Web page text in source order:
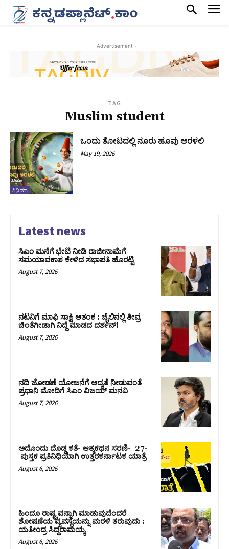
- Advertisement -
TAG
Muslim student
ಸಿನಿಮಾ
ಒಂದು ತೋಟದಲ್ಲಿ ನೂರು ಹೂವು ಅರಳಲಿ
May 19, 2026
Latest news
ಸಿಎಂ ಮನೆಗೆ ಭೇಟಿ ನೀಡಿ ರಾಜೀನಾಮೆಗೆ
ಸಮಯಾವಕಾಶ ಕೇಳಿದ ಸಭಾಪತಿ ಹೊರಟ್ಟಿ
August 7, 2026
ನಟನಿಗೆ ಮಾಫಿ ಸಾಕ್ಷಿ ಆತಂಕ : ಜೈಲಿನಲ್ಲಿ ತೀವ್ರ
ಚಿಂತೆಗೀಡಾಗಿ ನಿದ್ದೆ ಮಾಡದ ದರ್ಶನ್!
August 7, 2026
ನದಿ ಜೋಡಣೆ ಯೋಜನೆಗೆ ಆದ್ಯತೆ ನೀಡುವಂತೆ
ಪ್ರಧಾನಿ ಮೋದಿಗೆ ಸಿಎಂ ವಿಜಯ್‌ ಮನವಿ
August 7, 2026
ಅದೊಂದು ದೊಡ್ಡ ಕತೆ- ಆತ್ಮಕಥನ ಸರಣಿ- 27-
ಪುಸ್ತಕ ಪ್ರತಿನಿಧಿಯಾಗಿ ಉತ್ತರಕರ್ನಾಟಕ ಯಾತ್ರೆ
August 6, 2026
ಹಿಂದೂ ರಾಷ್ಟ್ರವನ್ನಾಗಿ ಮಾಡುವುದೆಂದರೆ
ಶೋಷಣೆಯ ವ್ಯವಸ್ಥೆಯನ್ನು ಮರಳಿ ತರುವುದು :
ಯತೀಂದ್ರ ಸಿದ್ದರಾಮಯ್ಯ
August 6, 2026